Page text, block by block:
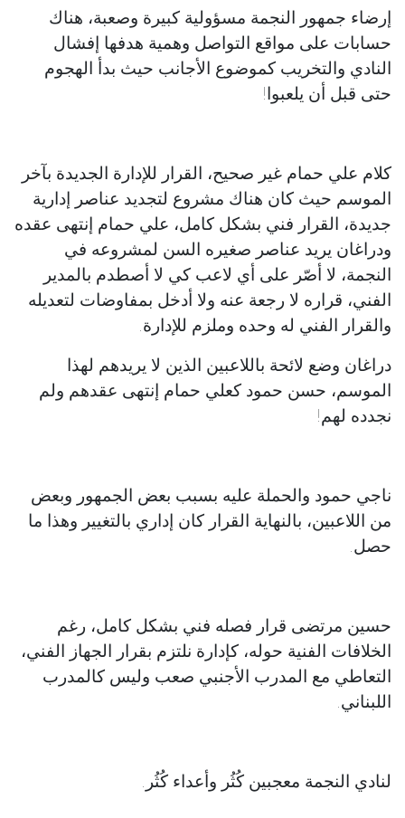
إرضاء جمهور النجمة مسؤولية كبيرة وصعبة، هناك
حسابات على مواقع التواصل وهمية هدفها إفشال
النادي والتخريب كموضوع الأجانب حيث بدأ الهجوم
حتى قبل أن يلعبوا!
كلام علي حمام غير صحيح، القرار للإدارة الجديدة بآخر
الموسم حيث كان هناك مشروع لتجديد عناصر إدارية
جديدة، القرار فني بشكل كامل، علي حمام إنتهى عقده
ودراغان يريد عناصر صغيره السن لمشروعه في
النجمة، لا أصّر على أي لاعب كي لا أصطدم بالمدير
الفني، قراره لا رجعة عنه ولا أدخل بمفاوضات لتعديله
والقرار الفني له وحده وملزم للإدارة.
دراغان وضع لائحة باللاعبين الذين لا يريدهم لهذا
الموسم، حسن حمود كعلي حمام إنتهى عقدهم ولم
نجدده لهم!
ناجي حمود والحملة عليه بسبب بعض الجمهور وبعض
من اللاعبين، بالنهاية القرار كان إداري بالتغيير وهذا ما
حصل.
حسين مرتضى قرار فصله فني بشكل كامل، رغم
الخلافات الفنية حوله، كإدارة نلتزم بقرار الجهاز الفني،
التعاطي مع المدرب الأجنبي صعب وليس كالمدرب
اللبناني.
لنادي النجمة معجبين كُثُر وأعداء كُثُر.